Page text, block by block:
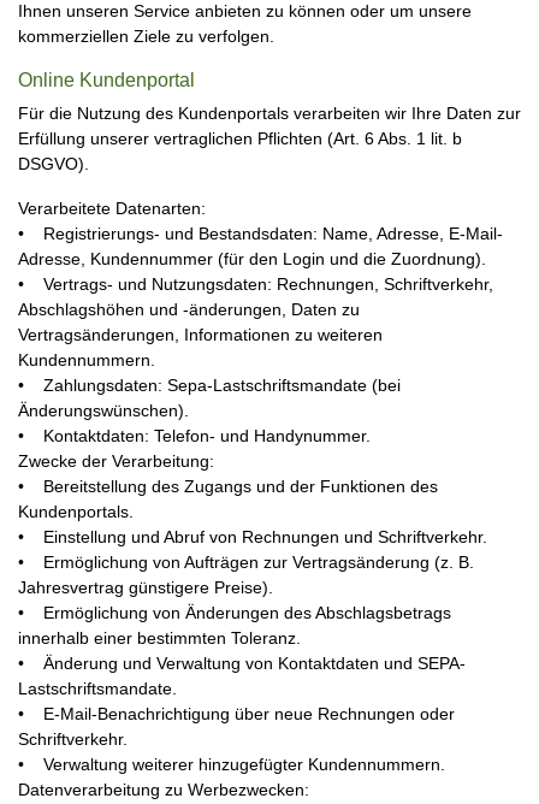
Ihnen unseren Service anbieten zu können oder um unsere
kommerziellen Ziele zu verfolgen.
Online Kundenportal
Für die Nutzung des Kundenportals verarbeiten wir Ihre Daten zur
Erfüllung unserer vertraglichen Pflichten (Art. 6 Abs. 1 lit. b
DSGVO).
Verarbeitete Datenarten:
• Registrierungs- und Bestandsdaten: Name, Adresse, E-Mail-
Adresse, Kundennummer (für den Login und die Zuordnung).
• Vertrags- und Nutzungsdaten: Rechnungen, Schriftverkehr,
Abschlagshöhen und -änderungen, Daten zu
Vertragsänderungen, Informationen zu weiteren
Kundennummern.
• Zahlungsdaten: Sepa-Lastschriftsmandate (bei
Änderungswünschen).
• Kontaktdaten: Telefon- und Handynummer.
Zwecke der Verarbeitung:
• Bereitstellung des Zugangs und der Funktionen des
Kundenportals.
• Einstellung und Abruf von Rechnungen und Schriftverkehr.
• Ermöglichung von Aufträgen zur Vertragsänderung (z. B.
Jahresvertrag günstigere Preise).
• Ermöglichung von Änderungen des Abschlagsbetrags
innerhalb einer bestimmten Toleranz.
• Änderung und Verwaltung von Kontaktdaten und SEPA-
Lastschriftsmandate.
• E-Mail-Benachrichtigung über neue Rechnungen oder
Schriftverkehr.
• Verwaltung weiterer hinzugefügter Kundennummern.
Datenverarbeitung zu Werbezwecken: